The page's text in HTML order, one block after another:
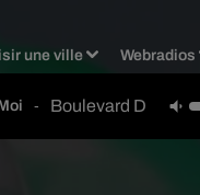
une ville Webradios
- Boulevard Des